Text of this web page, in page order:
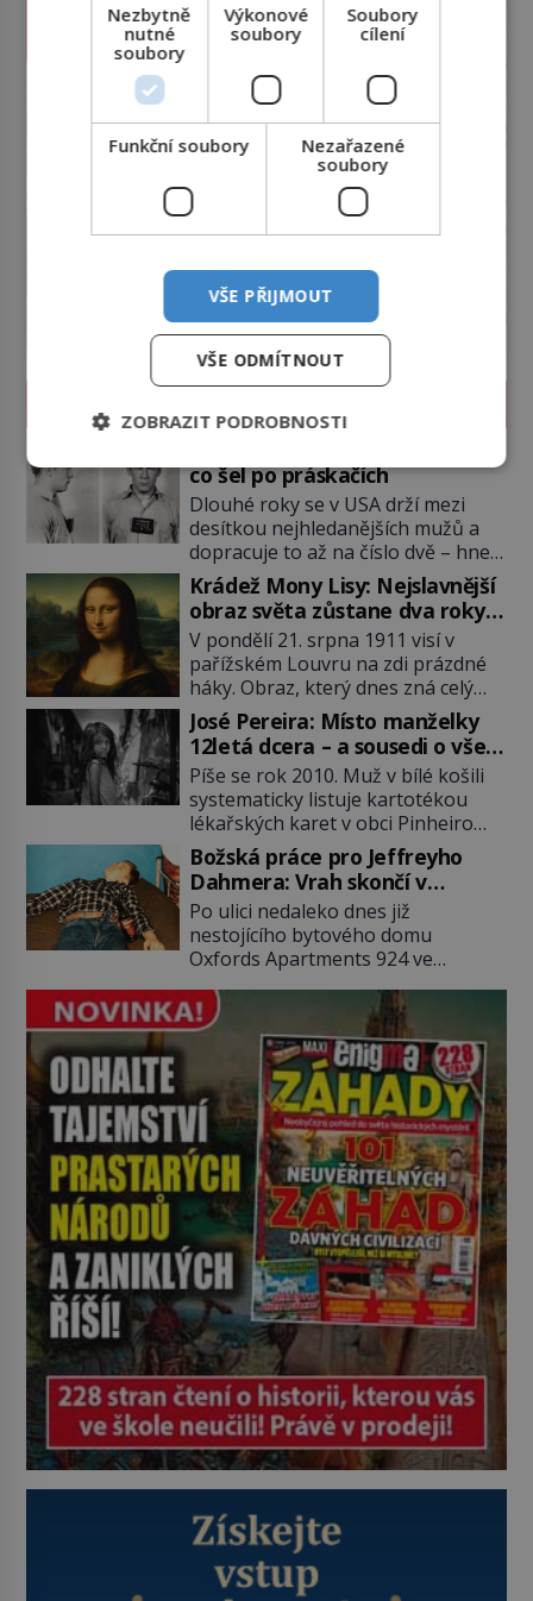
SVĚT ZLOČINU
co šel po práskačích
Dlouhé roky se v USA drží mezi
desítkou nejhledanějších mužů a
dopracuje to až na číslo dvě – hned
po Usámovi bin Ládinovi (1957–
2011). To je James „Whitey“ Bulger
(1929–2018) viněný ze spoluúčasti
na 19 vraždách, vydírání a lichvy. A
samozřejmě, krom toho je ještě
drogový dealer, který neváhá
odstranit z cesty všechny práskače,
zatímco […]
Krádež Mony Lisy: Nejslavnější
obraz světa zůstane dva roky
nezvěstný
V pondělí 21. srpna 1911 visí v
pařížském Louvru na zdi prázdné
háky. Obraz, který dnes zná celý
svět, je pryč. Zpočátku si nikdo
nemyslí, že jde o krádež.
Zaměstnanci jsou přesvědčeni, že
Mona Lisa je jen v restaurátorské
dílně nebo u fotografa. Když se
ukáže pravda, propukne jeden z
největších honů na zloděje v […]
José Pereira: Místo manželky
12letá dcera – a sousedi o všem
vědí!
Píše se rok 2010. Muž v bílé košili
systematicky listuje kartotékou
lékařských karet v obci Pinheiro
ležící asi 20 kilometrů od farmy s
podivínským majitelem. Něco tu
nesedí. Ledaže… Ledaže by ta
mladá dívka z farmy byla ne
manželkou, ale dcerou – a všechny
ty děti byly zplozené v incestu. Na
sociálním odboru jednoho z […]
Božská práce pro Jeffreyho
Dahmera: Vrah skončí v
tratolišti krve ve vězeňských
umývárnách
Po ulici nedaleko dnes již
nestojícího bytového domu
Oxfords Apartments 924 ve
potácí zcela zmatený 14letý
Konerak Sinthasomphone. Když ho
zastaví policejní hlídka, ochable jí
nadiktuje adresu „jeho kamaráda“.
Strážníci ho dopraví zpět do
udaného bytu. Oním „kamarádem“
je ovšem jeden z nejslavnějších
vrahů, Jeffrey Dahmer (1960–1994).
Je 27. května 1991. […]
Nezbytně
nutné
soubory
Výkonové
soubory
Soubory
cílení
Funkční soubory
Nezařazené
soubory
VŠE PŘIJMOUT
VŠE ODMÍTNOUT
ZOBRAZIT PODROBNOSTI